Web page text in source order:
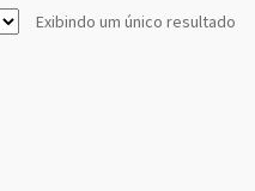
Exibindo um único resultado